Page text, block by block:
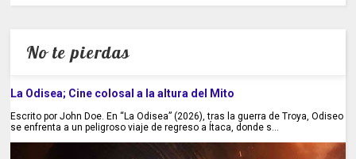
No te pierdas
La Odisea; Cine colosal a la altura del Mito
Escrito por John Doe. En “La Odisea” (2026), tras la guerra de Troya, Odiseo
se enfrenta a un peligroso viaje de regreso a Ítaca, donde s...